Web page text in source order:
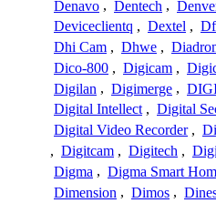
Denavo , Dentech ,
Deviceclientq , Dextel ,
Dhi Cam , Dhwe ,
Dico-800 , Digicam ,
Digilan , Digimerge ,
Digital Intellect , Digital
Digital Video Recorder ,
, Digitcam , Digitech ,
Digma , Digma Smart
Dimension , Dimos ,